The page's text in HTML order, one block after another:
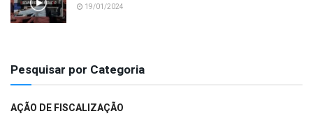
19/01/2024
Pesquisar por Categoria
AÇÃO DE FISCALIZAÇÃO